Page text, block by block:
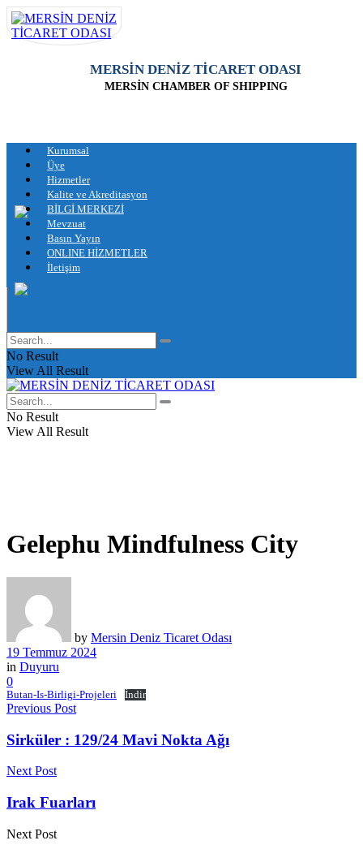
MERSİN DENİZ TİCARET ODASI
MERSİN CHAMBER OF SHIPPING
Kurumsal
Üye
Hizmetler
Kalite ve Akreditasyon
BİLGİ MERKEZİ
Mevzuat
Basın Yayın
ONLINE HİZMETLER
İletişim
No Result
View All Result
No Result
View All Result
Gelephu Mindfulness City
by Mersin Deniz Ticaret Odası
19 Temmuz 2024
in Duyuru
0
Butan-Is-Birligi-Projeleri İndir
Previous Post
Sirküler : 129/24 Mavi Nokta Ağı
Next Post
Irak Fuarları
Next Post